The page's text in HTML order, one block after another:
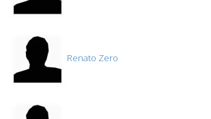
Renato Zero